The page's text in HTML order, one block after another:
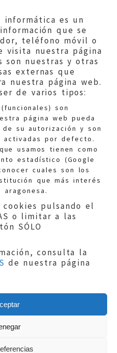
informática es un
que se
teléfono móvil o
visita nuestra página
son nuestras y otras
externas que
nuestra página web.
de varios tipos:
son
página web pueda
su autorización y son
activadas por defecto.
usamos tienen como
estadístico (Google
cuales son los
que más interés
aragonesa.
pulsando el
o limitar a las
SÓLO
consulta la
de nuestra página
general:
210/
de privacidad|
Justicia de Aragón|
Consulting